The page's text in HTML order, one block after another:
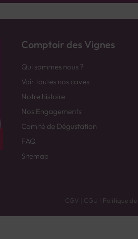
Comptoir des Vignes
Qui sommes nous ?
Voir toutes nos caves
Notre histoire
Nos Engagements
Comité de Dégustation
FAQ
Sitemap
CGV | CGU | Politique